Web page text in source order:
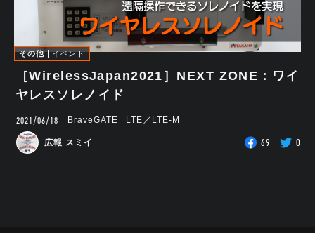
その他 イベント
［WirelessJapan2021］NEXT ZONE：ワイ
ヤレスソレノイド
2021/06/18 BraveGATE LTE／LTE-M
広報 スミイ 69 0